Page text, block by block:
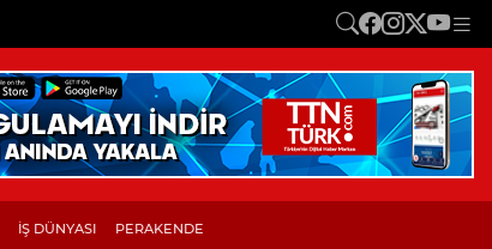
İŞ DÜNYASI PERAKENDE